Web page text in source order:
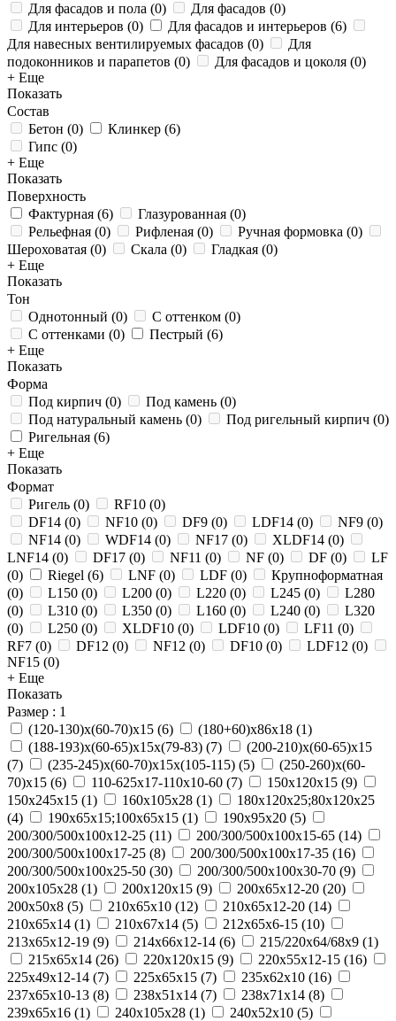
Для фасадов и пола (0) Для фасадов (0)
Для интерьеров (0) Для фасадов и интерьеров (6)
Для навесных вентилируемых фасадов (0)
Для
подоконников и парапетов (0) Для фасадов и цоколя (0)
+ Еще
Показать
Состав
Бетон (0) Клинкер (6)
Гипс (0)
+ Еще
Показать
Поверхность
Фактурная (6) Глазурованная (0)
Рельефная (0) Рифленая (0) Ручная формовка (0)
Шероховатая (0) Скала (0) Гладкая (0)
+ Еще
Показать
Тон
Однотонный (0) С оттенком (0)
С оттенками (0) Пестрый (6)
+ Еще
Показать
Форма
Под кирпич (0) Под камень (0)
Под натуральный камень (0) Под ригельный кирпич (0)
Ригельная (6)
+ Еще
Показать
Формат
Ригель (0) RF10 (0)
DF14 (0) NF10 (0) DF9 (0) LDF14 (0) NF9 (0)
NF14 (0) WDF14 (0) NF17 (0) XLDF14 (0)
LNF14 (0) DF17 (0) NF11 (0) NF (0) DF (0)
LF
(0) Riegel (6) LNF (0) LDF (0)
Крупноформатная
(0) L150 (0) L200 (0) L220 (0) L245 (0)
L280
(0) L310 (0) L350 (0) L160 (0) L240 (0)
L320
(0) L250 (0) XLDF10 (0) LDF10 (0) LF11 (0)
RF7 (0) DF12 (0) NF12 (0) DF10 (0) LDF12 (0)
NF15 (0)
+ Еще
Показать
Размер : 1
(120-130)х(60-70)х15 (6) (180+60)х86х18 (1)
(188-193)х(60-65)х15х(79-83) (7)
(200-210)х(60-65)х15
(7) (235-245)х(60-70)х15х(105-115) (5)
(250-260)х(60-
70)х15 (6) 110-625x17-110x10-60 (7) 150x120x15 (9)
150x245x15 (1) 160x105x28 (1)
180х120х25;80х120х25
(4) 190х65х15;100х65х15 (1) 190х95х20 (5)
200/300/500x100x12-25 (11) 200/300/500x100x15-65 (14)
200/300/500x100x17-25 (8) 200/300/500x100x17-35 (16)
200/300/500x100x25-50 (30) 200/300/500x100x30-70 (9)
200x105x28 (1) 200x120x15 (9) 200x65x12-20 (20)
200х50х8 (5) 210x65x10 (12) 210x65x12-20 (14)
210x65x14 (1) 210х67х14 (5) 212x65x6-15 (10)
213x65x12-19 (9) 214x66x12-14 (6) 215/220х64/68х9 (1)
215х65х14 (26) 220x120x15 (9) 220x55x12-15 (16)
225x49x12-14 (7) 225х65х15 (7) 235x62x10 (16)
237x65x10-13 (8) 238х51х14 (7) 238х71х14 (8)
239х65х16 (1) 240x105x28 (1) 240x52x10 (5)